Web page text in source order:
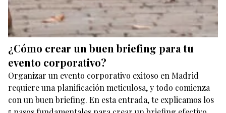
¿Cómo crear un buen briefing para tu
evento corporativo?
Organizar un evento corporativo exitoso en Madrid
requiere una planificación meticulosa, y todo comienza
con un buen briefing. En esta entrada, te explicamos los